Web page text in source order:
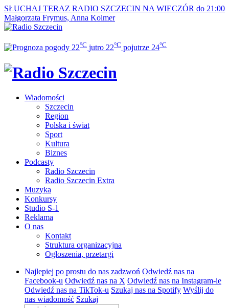
SŁUCHAJ TERAZ RADIO SZCZECIN NA WIECZÓR do 21:00
Małgorzata Frymus, Anna Kolmer
22°C jutro 22°C pojutrze 24°C
Wiadomości
Szczecin
Region
Polska i świat
Sport
Kultura
Biznes
Podcasty
Radio Szczecin
Radio Szczecin Extra
Muzyka
Konkursy
Studio S-1
Reklama
O nas
Kontakt
Struktura organizacyjna
Ogłoszenia, przetargi
Najlepiej po prostu do nas zadzwoń Odwiedź nas na
Facebook-u Odwiedź nas na X Odwiedź nas na Instagram-ie
Odwiedź nas na TikTok-u Szukaj nas na Spotify Wyślij do
nas wiadomość Szukaj